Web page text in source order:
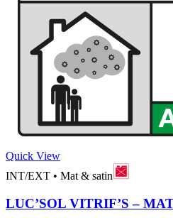
Quick View
INT/EXT • Mat & satin
LUC’SOL VITRIF’S –